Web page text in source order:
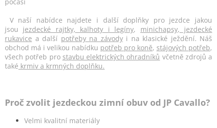
V naší nabídce najdete i další doplňky pro jezdce jakou
jsou jezdecké rajtky, kalhoty i legíny, minichapsy, jezdecké
rukavice a další potřeby na závodyi na klasické ježdění. Náš
obchod má i velikou nabídku potřeb pro koně, stájových potřeb,
všech potřeb pro stavbu elektrických ohradníků včetně zdrojů a
také krmiv a krmných doplňku.
Proč zvolit jezdeckou zimní obuv od JP Cavallo?
Velmi kvalitní materiály